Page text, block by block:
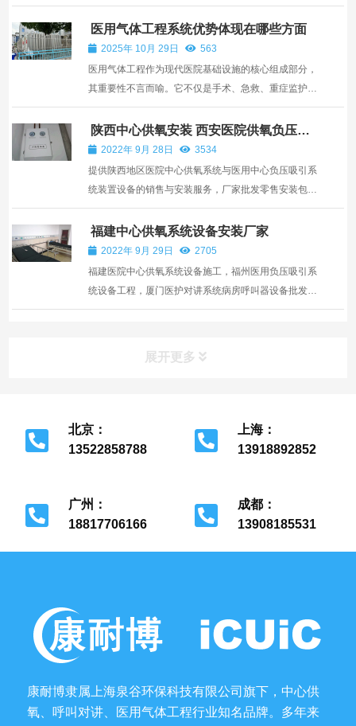
磨损，更能抵御医院环境中常见的腐蚀因素，确保长久
使用的稳定性。表面经过特殊工艺处理，光滑且易于清
洁消毒，有效防止细菌滋生。 其精密的内部构造，是安
全与高...
医用气体工程系统优势体现在哪些方面
2025年 10月 29日
563
医用气体工程作为现代医院基础设施的核心组成部分，
其重要性不言而喻。它不仅是手术、急救、重症监护等
关键医疗活动的生命支持系统，更是衡量医院现代化水
平的重要标志。一套设计科学、施工规范、运行稳定的
医用气体系统，其优势体现在多个关键方面，直接关系
到医疗...
陕西中心供氧安装 西安医院供氧负压吸
引系统设备厂家
2022年 9月 28日
3534
提供陕西地区医院中心供氧系统与医用中心负压吸引系
统装置设备的销售与安装服务，厂家批发零售安装包括
中心供氧站房制氧机和汽化器以及分气缸与汇流排等设
备，医用负压吸引真空泵机组，医用压缩空气系统螺旋
杆空压机组和干燥机以及过滤器储气罐等设备。西安医
用中心...
福建中心供氧系统设备安装厂家
2022年 9月 29日
2705
福建医院中心供氧系统设备施工，福州医用负压吸引系
统设备工程，厦门医护对讲系统病房呼叫器设备批发与
安装厂家，中心供氧系统氧气输送管道可用紫铜管，也
展开更多
北京：
13522858788
上海：
13918892852
广州：
18817706166
成都：
13908185531
康耐博隶属上海泉谷环保科技有限公司旗下，中心供
氧、呼叫对讲、医用气体工程行业知名品牌。多年来